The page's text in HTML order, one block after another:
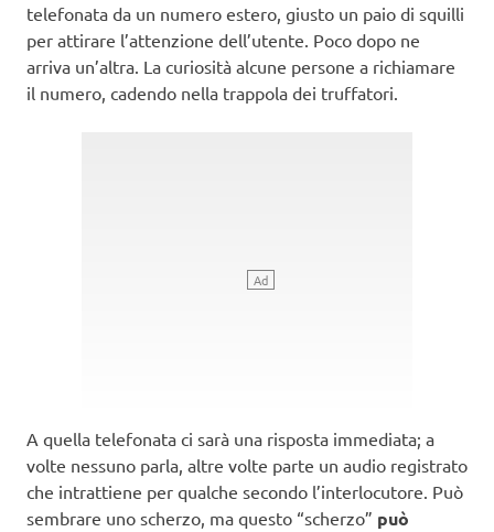
telefonata da un numero estero, giusto un paio di squilli
per attirare l’attenzione dell’utente. Poco dopo ne
arriva un’altra. La curiosità alcune persone a richiamare
il numero, cadendo nella trappola dei truffatori.
A quella telefonata ci sarà una risposta immediata; a
volte nessuno parla, altre volte parte un audio registrato
che intrattiene per qualche secondo l’interlocutore. Può
sembrare uno scherzo, ma questo “scherzo” può